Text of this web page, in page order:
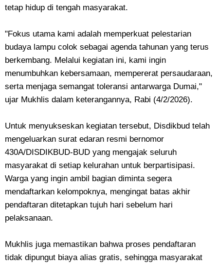
tetap hidup di tengah masyarakat.
"Fokus utama kami adalah memperkuat pelestarian
budaya lampu colok sebagai agenda tahunan yang terus
berkembang. Melalui kegiatan ini, kami ingin
menumbuhkan kebersamaan, mempererat persaudaraan,
serta menjaga semangat toleransi antarwarga Dumai,"
ujar Mukhlis dalam keterangannya, Rabi (4/2/2026).
Untuk menyukseskan kegiatan tersebut, Disdikbud telah
mengeluarkan surat edaran resmi bernomor
430A/DISDIKBUD-BUD yang mengajak seluruh
masyarakat di setiap kelurahan untuk berpartisipasi.
Warga yang ingin ambil bagian diminta segera
mendaftarkan kelompoknya, mengingat batas akhir
pendaftaran ditetapkan tujuh hari sebelum hari
pelaksanaan.
Mukhlis juga memastikan bahwa proses pendaftaran
tidak dipungut biaya alias gratis, sehingga masyarakat